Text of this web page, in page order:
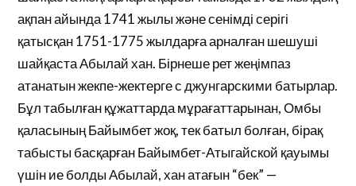
ақпан айында 1741 жылы және сенімді серігі
қатысқан 1751-1775 жылдарға арналған шешуші
шайқаста Абылай хан. Бірнеше рет жеңімпаз
атанатын жекпе-жектерге с джунгарскими батырлар.
Бұл табылған құжаттарда мұрағаттарынан, Омбы
қаласының Байымбет жоқ, тек батыл болған, бірақ
табысты басқарған Байымбет-Атыгайской қауымы
үшін ие болды Абылай, хан атағын “бек” —